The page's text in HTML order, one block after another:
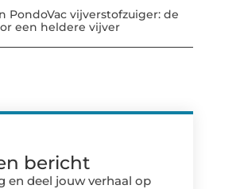
PondoVac vijverstofzuiger: de
een heldere vijver
bericht
en deel jouw verhaal op